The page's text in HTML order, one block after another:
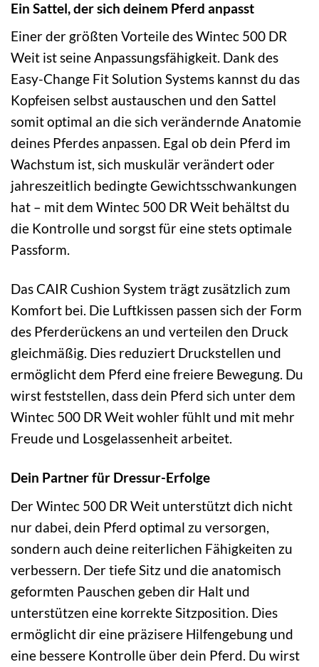
Ein Sattel, der sich deinem Pferd anpasst
Einer der größten Vorteile des Wintec 500 DR
Weit ist seine Anpassungsfähigkeit. Dank des
Easy-Change Fit Solution Systems kannst du das
Kopfeisen selbst austauschen und den Sattel
somit optimal an die sich verändernde Anatomie
deines Pferdes anpassen. Egal ob dein Pferd im
Wachstum ist, sich muskulär verändert oder
jahreszeitlich bedingte Gewichtsschwankungen
hat – mit dem Wintec 500 DR Weit behältst du
die Kontrolle und sorgst für eine stets optimale
Passform.
Das CAIR Cushion System trägt zusätzlich zum
Komfort bei. Die Luftkissen passen sich der Form
des Pferderückens an und verteilen den Druck
gleichmäßig. Dies reduziert Druckstellen und
ermöglicht dem Pferd eine freiere Bewegung. Du
wirst feststellen, dass dein Pferd sich unter dem
Wintec 500 DR Weit wohler fühlt und mit mehr
Freude und Losgelassenheit arbeitet.
Dein Partner für Dressur-Erfolge
Der Wintec 500 DR Weit unterstützt dich nicht
nur dabei, dein Pferd optimal zu versorgen,
sondern auch deine reiterlichen Fähigkeiten zu
verbessern. Der tiefe Sitz und die anatomisch
geformten Pauschen geben dir Halt und
unterstützen eine korrekte Sitzposition. Dies
ermöglicht dir eine präzisere Hilfengebung und
eine bessere Kontrolle über dein Pferd. Du wirst